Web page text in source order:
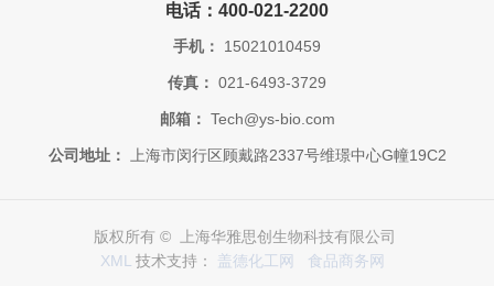
电话：400-021-2200
手机： 15021010459
传真： 021-6493-3729
邮箱： Tech@ys-bio.com
公司地址： 上海市闵行区顾戴路2337号维璟中心G幢19C2
版权所有 © 上海华雅思创生物科技有限公司
XML 技术支持： 盖德化工网 食品商务网